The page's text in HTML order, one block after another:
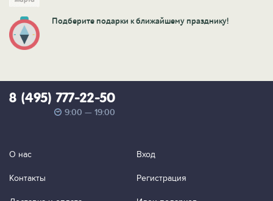
Подберите подарки к ближайшему празднику!
8 (495) 777-22-50
9:00 — 19:00
О нас
Контакты
Вход
Регистрация